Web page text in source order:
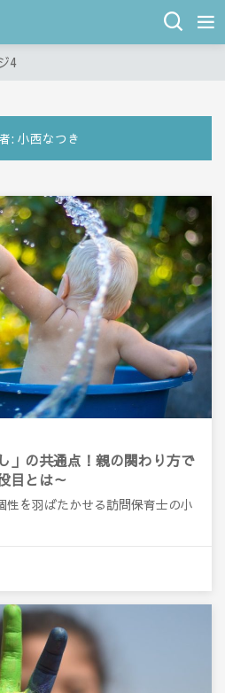
4
: 小西なつき
」の共通点！親の関わり方で
目とは～
を羽ばたかせる訪問保育士の小